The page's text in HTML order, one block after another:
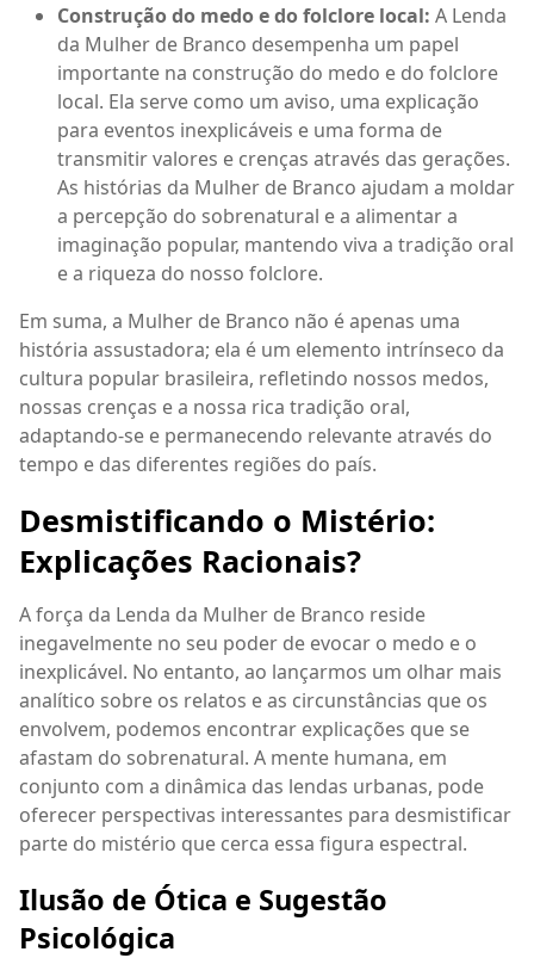
Construção do medo e do folclore local: A Lenda
da Mulher de Branco desempenha um papel
importante na construção do medo e do folclore
local. Ela serve como um aviso, uma explicação
para eventos inexplicáveis e uma forma de
transmitir valores e crenças através das gerações.
As histórias da Mulher de Branco ajudam a moldar
a percepção do sobrenatural e a alimentar a
imaginação popular, mantendo viva a tradição oral
e a riqueza do nosso folclore.
Em suma, a Mulher de Branco não é apenas uma
história assustadora; ela é um elemento intrínseco da
cultura popular brasileira, refletindo nossos medos,
nossas crenças e a nossa rica tradição oral,
adaptando-se e permanecendo relevante através do
tempo e das diferentes regiões do país.
Desmistificando o Mistério:
Explicações Racionais?
A força da Lenda da Mulher de Branco reside
inegavelmente no seu poder de evocar o medo e o
inexplicável. No entanto, ao lançarmos um olhar mais
analítico sobre os relatos e as circunstâncias que os
envolvem, podemos encontrar explicações que se
afastam do sobrenatural. A mente humana, em
conjunto com a dinâmica das lendas urbanas, pode
oferecer perspectivas interessantes para desmistificar
parte do mistério que cerca essa figura espectral.
Ilusão de Ótica e Sugestão
Psicológica